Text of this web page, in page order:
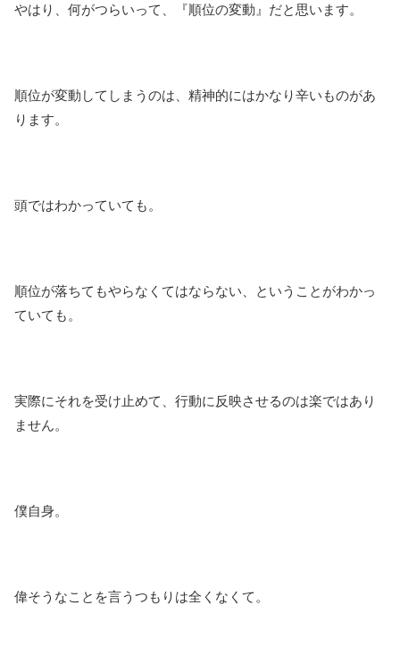
やはり、何がつらいって、『順位の変動』だと思います。
順位が変動してしまうのは、精神的にはかなり辛いものがあ
ります。
頭ではわかっていても。
順位が落ちてもやらなくてはならない、ということがわかっ
ていても。
実際にそれを受け止めて、行動に反映させるのは楽ではあり
ません。
僕自身。
偉そうなことを言うつもりは全くなくて。